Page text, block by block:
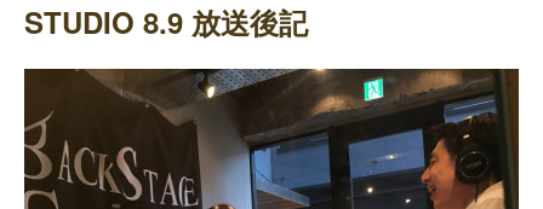
STUDIO 8.9 放送後記